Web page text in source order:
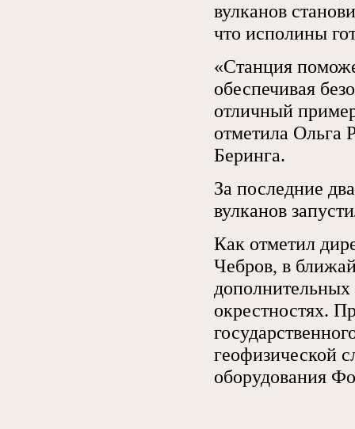
вулканов
что исполины
«Станция
обеспечивая
отличный
отметила Ольга
Беринга.
За последние
вулканов
Как отметил
Чебров, в
окрестностях.
геофизической
оборудования